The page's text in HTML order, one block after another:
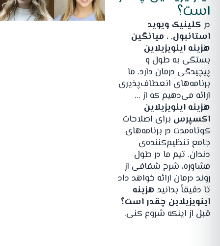
است؟
در کلینیک ویوید
استانبول, ، میانگین
هزینه اینویزیلاین
بستگی به طول و
پیچیدگی درمان دارد. ما
برنامه‌های انعطاف‌پذیری
ارائه می‌دهیم که از ...
هزینه اینویزیلاین
اکسپرس برای اصلاحات
کوتاه‌مدت در برنامه‌های
جامع تنظیم‌کننده‌ی
دندان. تیم ما در طول
مشاوره، شرح شفافی از
روند درمان ارائه خواهد داد
تا دقیقاً بدانید هزینه
اینویزیلاین چقدر است؟
قبل از اینکه شروع کنی.